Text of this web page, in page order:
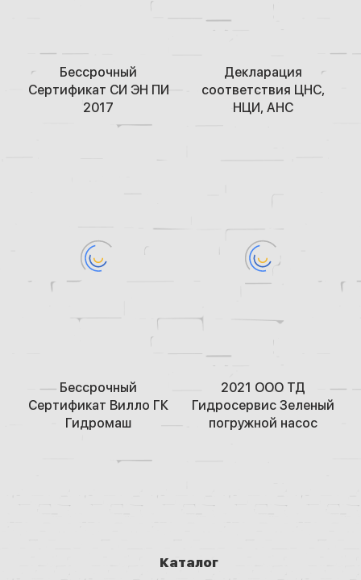
Беcсрочный
Сертификат СИ ЭН ПИ
2017
Декларация
соответствия ЦНС,
НЦИ, АНС
Беcсрочный
Сертификат Вилло ГК
Гидромаш
2021 ООО ТД
Гидросервис Зеленый
погружной насос
Каталог